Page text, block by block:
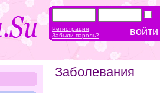
Заболевания
Регистрация
Забыли пароль?